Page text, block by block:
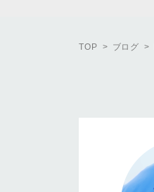
TOP ブログ